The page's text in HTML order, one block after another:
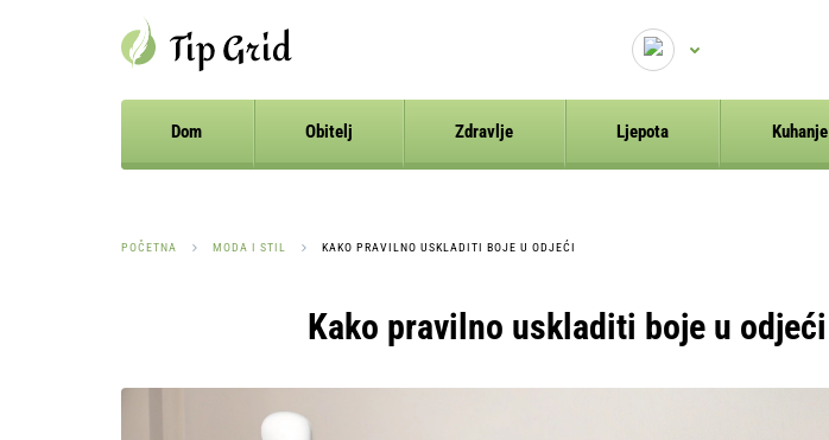
Dom Obitelj Zdravlje Ljepota Kuhanje
POČETNA MODA I STIL KAKO PRAVILNO USKLADITI BOJE U ODJEĆI
Kako pravilno uskladiti boje u odjeći